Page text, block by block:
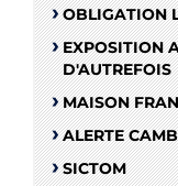
OBLIGATION
EXPOSITION
D'AUTREFOIS
MAISON
ALERTE
SICTOM